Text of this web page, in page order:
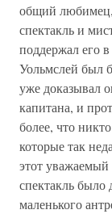
общий любимец,
спектакль и
поддержал его
Уольмслей был
уже доказывал
капитана, и
более, что
которые так
этот
спектакль
маленького